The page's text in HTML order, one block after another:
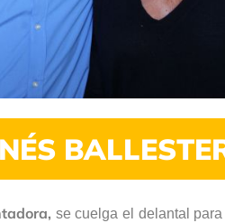
se cuelga el delantal